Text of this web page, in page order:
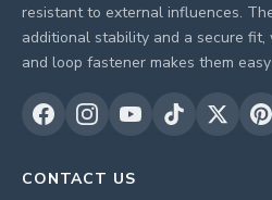
resistant to external influences.
additional stability and a secure
and loop fastener makes them
CONTACT US